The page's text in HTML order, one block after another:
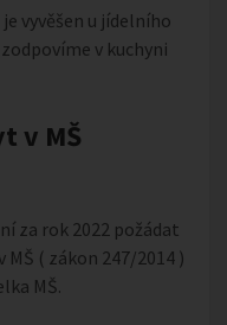
vyvěšen u jídelního
v kuchyni
v MŠ
za rok 2022 požádat
( zákon 247/2014 )
MŠ.